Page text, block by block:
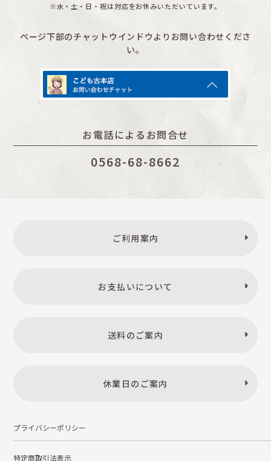
※水・土・日・祝は対応をお休みいただいています。
ページ下部のチャットウインドウよりお問い合わせくださ
い。
お電話によるお問合せ
0568-68-8662
ご利用案内
お支払いについて
送料のご案内
休業日のご案内
プライバシーポリシー
特定商取引法表示